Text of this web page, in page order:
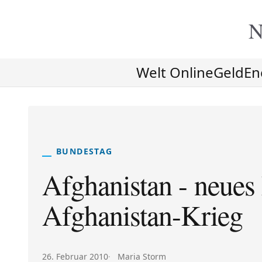
Welt OnlineGeld
BUNDESTAG
Afghanistan -
Afghanistan-Krieg
Veröffentlicht am:
26. Februar 2010 Autor:
Maria Storm